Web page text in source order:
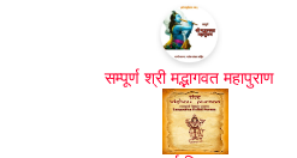
सम्पूर्ण श्री मद्भागवत महापुराण